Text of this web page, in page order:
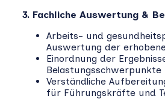
3. Fachliche Auswertung &
Arbeits- und
Auswertung der
Einordnung der
Belastungsschwerpunkte
Verständliche
für Führungskräfte und